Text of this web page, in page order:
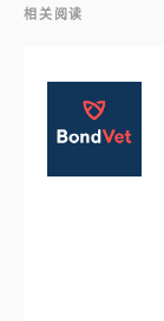
相关阅读